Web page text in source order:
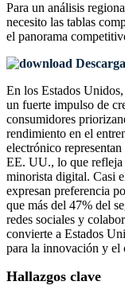
Para un análisis
necesito las tablas
el panorama
En los Estados
un fuerte impulso de
consumidores
rendimiento en el
electrónico
EE. UU., lo que refleja
minorista digital. Casi
expresan preferencia
que más del 47% del
redes sociales y
convierte a Estados
para la innovación y el
Hallazgos clave